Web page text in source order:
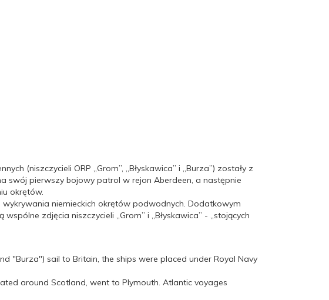
(niszczycieli ORP „Grom”, „Błyskawica” i „Burza”) zostały z
swój pierwszy bojowy patrol w rejon Aberdeen, a następnie
okrętów.
niemieckich okrętów podwodnych. Dodatkowym
zdjęcia niszczycieli „Grom” i „Błyskawica” - „stojących
"Burza") sail to Britain, the ships were placed under Royal Navy
around Scotland, went to Plymouth. Atlantic voyages